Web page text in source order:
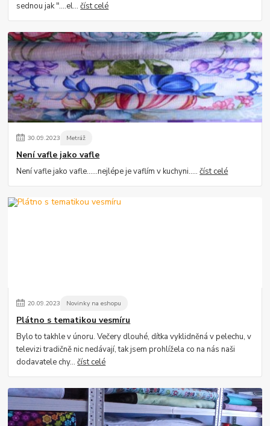
sednou jak "....el...číst celé
30.09.2023 Metráž
Není vafle jako vafle
Není vafle jako vafle......nejlépe je vaflím v kuchyni.....číst celé
20.09.2023 Novinky na eshopu
Plátno s tematikou vesmíru
Bylo to takhle v únoru. Večery dlouhé, dítka vyklidněná v pelechu, v
televizi tradičně nic nedávají, tak jsem prohlížela co na nás naši
dodavatele chy...číst celé